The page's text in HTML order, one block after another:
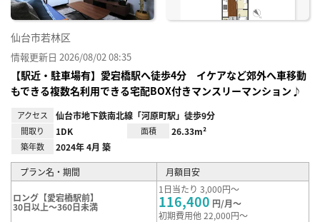
仙台市若林区
情報更新日 2026/08/02 08:35
【駅近・駐車場有】愛宕橋駅へ徒歩4分 イケアなど郊外へ車移動
もできる複数名利用できる宅配BOX付きマンスリーマンション♪
アクセス 仙台市地下鉄南北線「河原町駅」徒歩9分
間取り 1DK 面積 26.33m²
築年数 2024年 4月 築
プラン名・期間 月額目安
ロング【愛宕橋駅前】
30日以上～360日未満
1日当たり 3,000円～
116,400 円/月～
初期費用他 22,000円～